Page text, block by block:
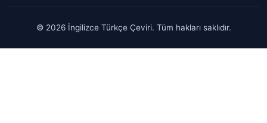
© 2026 İngilizce Türkçe Çeviri. Tüm hakları saklıdır.